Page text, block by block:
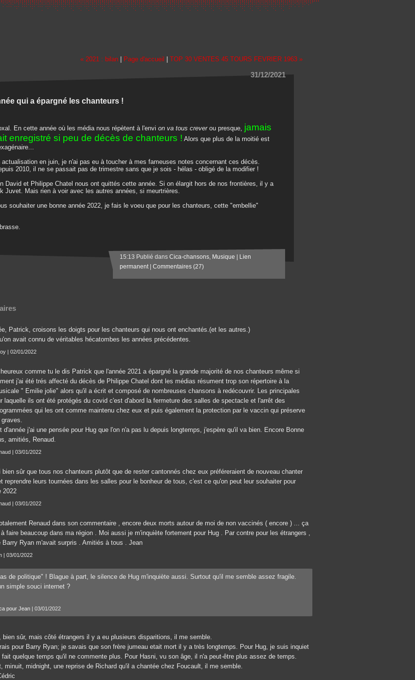
« 2021 : bilan Page d'accueil TOP 30 VENTES 45 TOURS FEVRIER 1963 »
31/12/2021
qui a épargné les chanteurs !
En cette année où les média nous répètent à l'envi on va tous crever ou presque, jamais
enregistré si peu de décès de chanteurs ! Alors que plus de la moitié est
actualisation en juin, je n'ai pas eu à toucher à mes fameuses notes concernant ces décès.
2010, il ne se passait pas de trimestre sans que je sois - hélas - obligé de la modifier !
David et Philippe Chatel nous ont quittés cette année. Si on élargit hors de nos frontières, il y a
Juvet. Mais rien à voir avec les autres années, si meurtrières.
souhaiter une bonne année 2022, je fais le voeu que pour les chanteurs, cette "embellie"
15:13 Publié dans Cica-chansons, Musique
Lien
permanent| Commentaires (27)
Patrick, croisons les doigts pour les chanteurs qui nous ont enchantés.(et les autres.)
avait connu de véritables hécatombes les années précédentes.
| 02/01/2022
comme tu le dis Patrick que l'année 2021 a épargné la grande majorité de nos chanteurs même si
j'ai été trés affecté du décès de Philippe Chatel dont les médias résument trop son répertoire à la
" Emilie jolie" alors qu'il a écrit et composé de nombreuses chansons à redécouvrir. Les principales
laquelle ils ont été protégés du covid c'est d'abord la fermeture des salles de spectacle et l'arrêt des
qui les ont comme maintenu chez eux et puis également la protection par le vaccin qui préserve
d'année j'ai une pensée pour Hug que l'on n'a pas lu depuis longtemps, j'espère qu'il va bien. Encore Bonne
amitiés, Renaud.
| 03/01/2022
bien sûr que tous nos chanteurs plutôt que de rester cantonnés chez eux préféreraient de nouveau chanter
reprendre leurs tournées dans les salles pour le bonheur de tous, c'est ce qu'on peut leur souhaiter pour
2022
| 03/01/2022
Renaud dans son commentaire , encore deux morts autour de moi de non vaccinés ( encore ) ... ça
faire beaucoup dans ma région . Moi aussi je m'inquiète fortement pour Hug . Par contre pour les étrangers ,
Barry Ryan m'avait surpris . Amitiés à tous . Jean
| 03/01/2022
de politique" ! Blague à part, le silence de Hug m'inquiète aussi. Surtout qu'il me semble assez fragile.
simple souci internet ?
pour Jean | 03/01/2022
bien sûr, mais côté étrangers il y a eu plusieurs disparitions, il me semble.
pour Barry Ryan; je savais que son frère jumeau etait mort il y a très longtemps. Pour Hug, je suis inquiet
quelque temps qu'il ne commente plus. Pour Hasni, vu son âge, il n'a peut-être plus assez de temps.
minuit, midnight, une reprise de Richard qu'il a chantée chez Foucault, il me semble.